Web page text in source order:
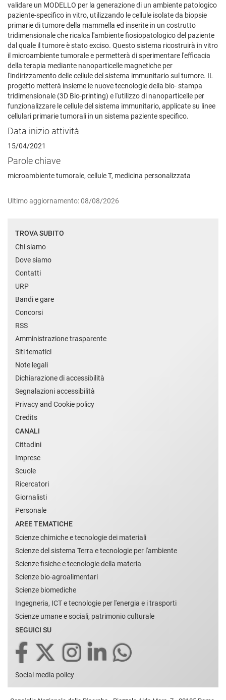
validare un MODELLO per la generazione di un ambiente patologico
paziente-specifico in vitro, utilizzando le cellule isolate da biopsie
primarie di tumore della mammella ed inserite in un costrutto
tridimensionale che ricalca l'ambiente fiosiopatologico del paziente
dal quale il tumore è stato exciso. Questo sistema ricostruirà in vitro
il microambiente tumorale e permetterà di sperimentare l'efficacia
della terapia mediante nanoparticelle magnetiche per
l'indirizzamento delle cellule del sistema immunitario sul tumore. IL
progetto metterà insieme le nuove tecnologie della bio- stampa
tridimensionale (3D Bio-printing) e l'utilizzo di nanoparticelle per
funzionalizzare le cellule del sistema immunitario, applicate su linee
cellulari primarie tumorali in un sistema paziente specifico.
Data inizio attività
15/04/2021
Parole chiave
microambiente tumorale, cellule T, medicina personalizzata
Ultimo aggiornamento: 08/08/2026
TROVA SUBITO
Chi siamo
Dove siamo
Contatti
URP
Bandi e gare
Concorsi
RSS
Amministrazione trasparente
Siti tematici
Note legali
Dichiarazione di accessibilità
Segnalazioni accessibilità
Privacy and Cookie policy
Credits
CANALI
Cittadini
Imprese
Scuole
Ricercatori
Giornalisti
Personale
AREE TEMATICHE
Scienze chimiche e tecnologie dei materiali
Scienze del sistema Terra e tecnologie per l'ambiente
Scienze fisiche e tecnologie della materia
Scienze bio-agroalimentari
Scienze biomediche
Ingegneria, ICT e tecnologie per l'energia e i trasporti
Scienze umane e sociali, patrimonio culturale
SEGUICI SU
Social media policy